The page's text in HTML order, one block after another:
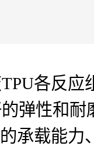
各反
弹性和耐
承载能